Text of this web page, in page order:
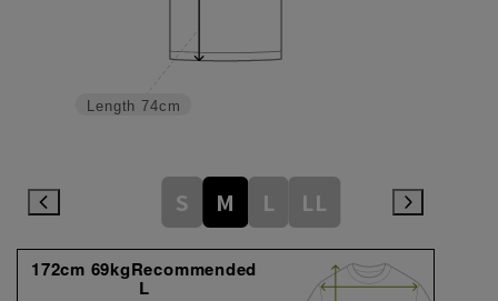
Length 74cm
S M L LL
172cm 69kgRecommended
L